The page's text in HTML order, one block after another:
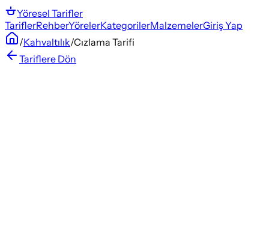
Yöresel Tarifler
TariflerRehberYörelerKategorilerMalzemelerGiriş Yap
/Kahvaltılık/Cızlama Tarifi
Tariflere Dön